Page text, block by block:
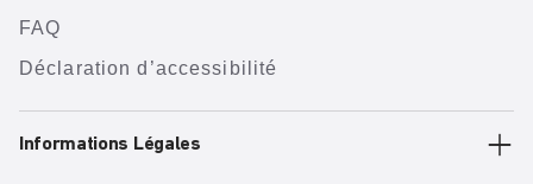
FAQ
Déclaration d’accessibilité
Informations Légales